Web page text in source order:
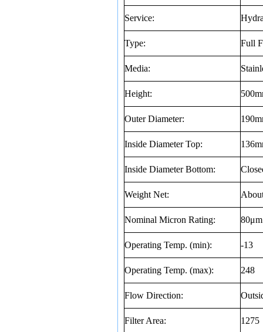
Service:
Type: Full
Media:
Height:
Outer Diameter:
Inside Diameter Top:
Inside Diameter Bottom:
Weight Net:
Nominal Micron Rating: 80μm
Operating Temp. (min): -13
Operating Temp. (max): 248
Flow Direction:
Filter Area: 1275